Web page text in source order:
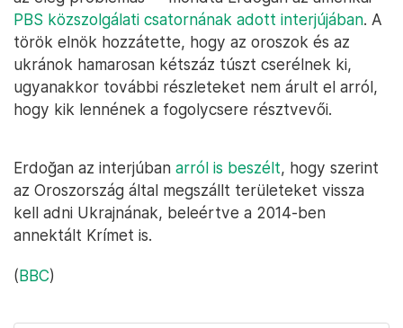
PBS közszolgálati csatornának adott interjújában. A
török elnök hozzátette, hogy az oroszok és az
ukránok hamarosan kétszáz túszt cserélnek ki,
ugyanakkor további részleteket nem árult el arról,
hogy kik lennének a fogolycsere résztvevői.
Erdoğan az interjúban arról is beszélt, hogy szerint
az Oroszország által megszállt területeket vissza
kell adni Ukrajnának, beleértve a 2014-ben
annektált Krímet is.
(BBC)